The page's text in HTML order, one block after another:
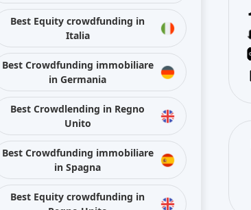
Best Equity crowdfunding in
Italia
Best Crowdfunding immobiliare
in Germania
Best Crowdlending in Regno
Unito
Best Crowdfunding immobiliare
in Spagna
Best Equity crowdfunding in